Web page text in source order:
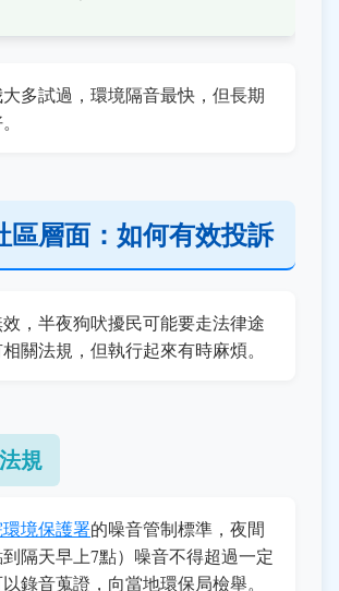
多試過，環境隔音最快，但長期
區層面：如何有效投訴
，半夜狗吠擾民可能要走法律途
關法規，但執行起來有時麻煩。
規
境保護署的噪音管制標準，夜間
到隔天早上7點）噪音不得超過一定
錄音蒐證，向當地環保局檢舉。